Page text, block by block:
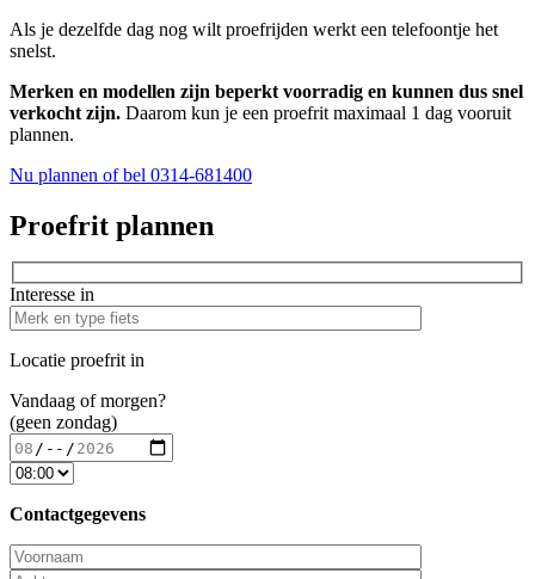
Als je dezelfde dag nog wilt proefrijden werkt een telefoontje het
snelst.
Merken en modellen zijn beperkt voorradig en kunnen dus snel
verkocht zijn. Daarom kun je een proefrit maximaal 1 dag vooruit
plannen.
Nu plannen of bel 0314-681400
Proefrit plannen
Interesse in
Locatie proefrit in
Vandaag of morgen?
(geen zondag)
Contactgegevens